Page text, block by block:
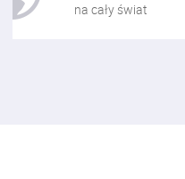
na cały świat